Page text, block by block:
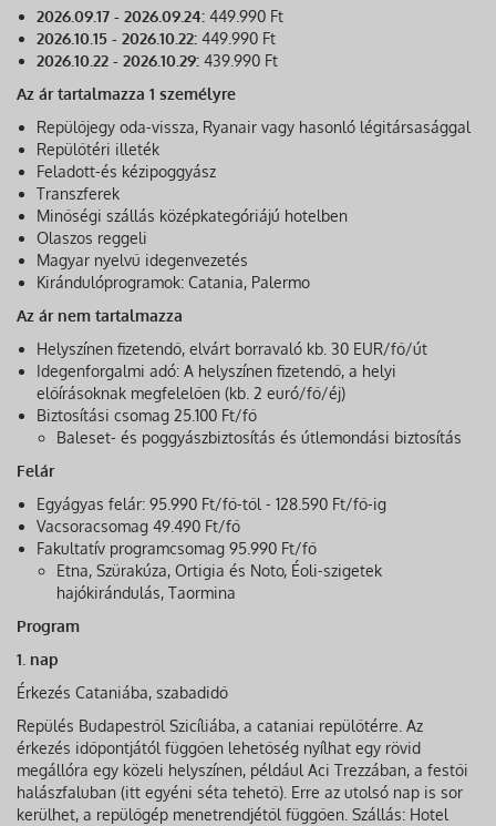
2026.09.17 - 2026.09.24: 449.990 Ft
2026.10.15 - 2026.10.22: 449.990 Ft
2026.10.22 - 2026.10.29: 439.990 Ft
Az ár tartalmazza 1 személyre
Repülőjegy oda-vissza, Ryanair vagy hasonló légitársasággal
Repülőtéri illeték
Feladott-és kézipoggyász
Transzferek
Minőségi szállás középkategóriájú hotelben
Olaszos reggeli
Magyar nyelvű idegenvezetés
Kirándulóprogramok: Catania, Palermo
Az ár nem tartalmazza
Helyszínen fizetendő, elvárt borravaló kb. 30 EUR/fő/út
Idegenforgalmi adó: A helyszínen fizetendő, a helyi
előírásoknak megfelelően (kb. 2 euró/fő/éj)
Biztosítási csomag 25.100 Ft/fő
Baleset- és poggyászbiztosítás és útlemondási biztosítás
Felár
Egyágyas felár: 95.990 Ft/fő-től - 128.590 Ft/fő-ig
Vacsoracsomag 49.490 Ft/fő
Fakultatív programcsomag 95.990 Ft/fő
Etna, Szürakúza, Ortigia és Noto, Éoli-szigetek
hajókirándulás, Taormina
Program
1. nap
Érkezés Cataniába, szabadidő
Repülés Budapestről Szicíliába, a cataniai repülőtérre. Az
érkezés időpontjától függően lehetőség nyílhat egy rövid
megállóra egy közeli helyszínen, például Aci Trezzában, a festői
halászfaluban (itt egyéni séta tehető). Erre az utolsó nap is sor
kerülhet, a repülőgép menetrendjétől függően. Szállás: Hotel